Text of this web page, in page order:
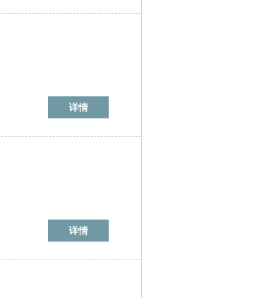
详情
详情